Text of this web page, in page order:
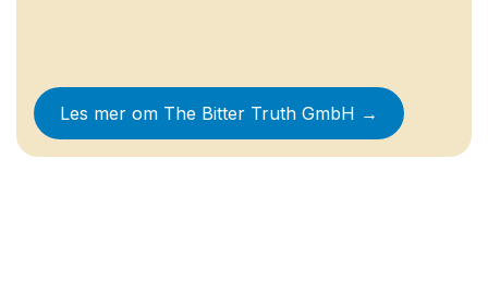
Les mer om The Bitter Truth GmbH →